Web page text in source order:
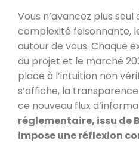
Vous n’avancez plus
complexité foisonnante,
autour de vous. Chaque
du projet et le marché
place à l’intuition non
s’affiche, la
ce nouveau flux
réglementaire, issu de
impose une réflexion